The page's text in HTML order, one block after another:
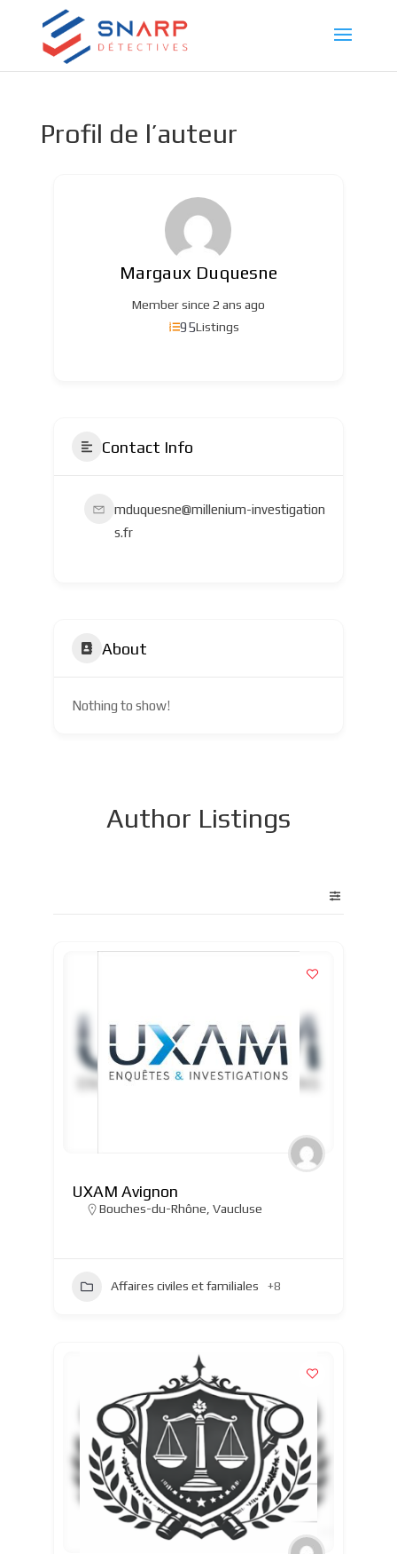
Profil de l’auteur
Margaux Duquesne
Member since 2 ans ago
95Listings
Contact Info
mduquesne@millenium-investigation
s.fr
About
Nothing to show!
Author Listings
UXAM Avignon
Bouches-du-Rhône Vaucluse
Affaires civiles et familiales +8